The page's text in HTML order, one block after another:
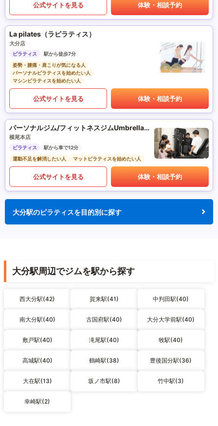
公式サイトを見る 体験・相談予約
La pilates（ラピラティス）
大分店
ピラティス
駅から徒歩7分
姿勢・腰痛・肩こりが気になる人
パーソナルピラティスを始めたい人
マシンピラティスを始めたい人
公式サイトを見る 体験・相談予約
パーソナルジム/フィットネスジムUmbrella（アンブレラ）
横尾本店
ピラティス
駅から車で12分
運動不足を解消したい人
マットピラティスを始めたい人
公式サイトを見る 体験・相談予約
大分駅のピラティスを目的別に探す
大分駅周辺でジムを駅から探す
西大分駅(42) 賀来駅(41) 中判田駅(40)
南大分駅(40) 古国府駅(40) 大分大学前駅(40)
敷戸駅(40) 滝尾駅(40) 牧駅(40)
高城駅(40) 鶴崎駅(38) 豊後国分駅(36)
大在駅(13) 坂ノ市駅(8) 竹中駅(3)
幸崎駅(2)